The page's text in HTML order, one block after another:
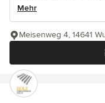
Mehr
Meisenweg 4, 14641